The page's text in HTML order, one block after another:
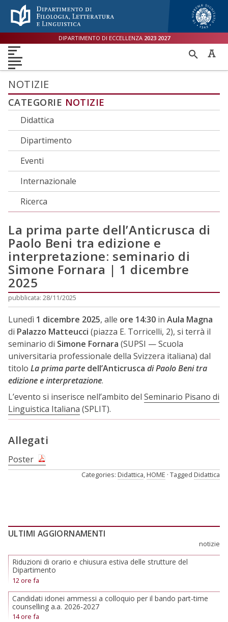
Menù accessibilità
to main menu
to content
DIPARTIMENTO DI ECCELLENZA 2023 2027
NOTIZIE
CATEGORIE NOTIZIE
Didattica
Dipartimento
Eventi
Internazionale
Ricerca
La prima parte dell’Anticrusca di
Paolo Beni tra edizione e
interpretazione: seminario di
Simone Fornara | 1 dicembre
2025
pubblicata: 28/11/2025
Lunedì 1 dicembre 2025, alle ore 14:30 in Aula Magna
di Palazzo Matteucci (piazza E. Torricelli, 2), si terrà il
seminario di Simone Fornara (SUPSI — Scuola
universitaria professionale della Svizzera italiana) dal
titolo La prima parte dell’Anticrusca di Paolo Beni tra
edizione e interpretazione.
L’evento si inserisce nell’ambito del Seminario Pisano di
Linguistica Italiana (SPLIT).
Allegati
Poster
Categories: Didattica HOME Tagged Didattica
ULTIMI AGGIORNAMENTI
notizie
Riduzioni di orario e chiusura estiva delle strutture del
Dipartimento
12 ore fa
Candidati idonei ammessi a colloquio per il bando part-time
counselling a.a. 2026-2027
14 ore fa